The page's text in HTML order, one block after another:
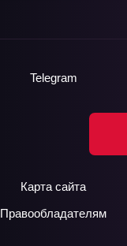
Telegram
Карта сайта
Правообладателям